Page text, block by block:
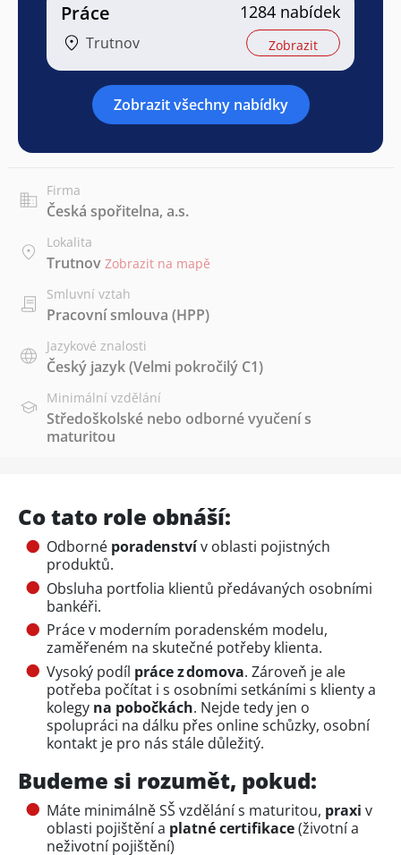
Práce
Trutnov
1284 nabídek
Zobrazit
Zobrazit všechny nabídky
Firma
Česká spořitelna, a.s.
Lokalita
Trutnov Zobrazit na mapě
Smluvní vztah
Pracovní smlouva (HPP)
Jazykové znalosti
Český jazyk(Velmi pokročilý C1)
Minimální vzdělání
Středoškolské nebo odborné vyučení s
maturitou
Co tato role obnáší:
Odborné poradenstvív oblasti pojistných
produktů.
Obsluha portfolia klientů předávaných osobními
bankéři.
Práce v moderním poradenském modelu,
zaměřeném na skutečné potřeby klienta.
Vysoký podíl práce z domova. Zároveň je ale
potřeba počítat i s osobními setkáními s klienty a
kolegy na pobočkách. Nejde tedy jen o
spolupráci na dálku přes online schůzky, osobní
kontakt je pro nás stále důležitý.
Budeme si rozumět, pokud:
Máte minimálně SŠ vzdělání s maturitou, praxi v
oblasti pojištění a platné certifikace(životní a
neživotní pojištění)